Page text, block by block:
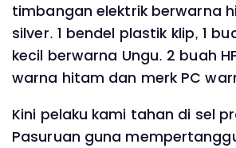
timbangan elektrik berwarna
silver. 1 bendel plastik klip, 1
kecil berwarna Ungu. 2 buah
warna hitam dan merk PC
Kini pelaku kami tahan di sel
Pasuruan guna